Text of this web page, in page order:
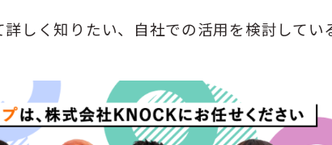
しく知りたい、自社での活用を検討してい